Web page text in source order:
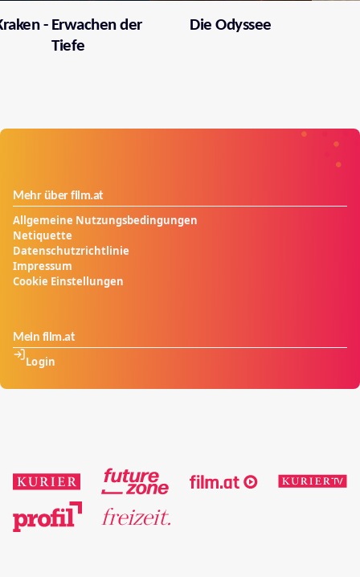
- Erwachen der
Tiefe
Die Odyssee
Mehr über film.at
Allgemeine Nutzungsbedingungen
Netiquette
Datenschutzrichtlinie
Impressum
Cookie Einstellungen
Mein film.at
Login